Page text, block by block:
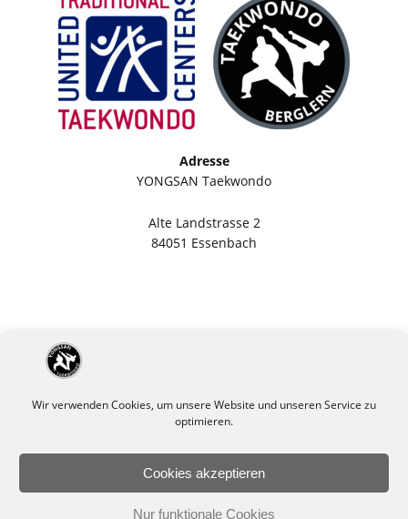
Wir verwenden Cookies, um unsere Website und unseren Service zu
optimieren.
Cookies akzeptieren
Nur funktionale Cookies
Adresse
YONGSAN Taekwondo
Alte Landstrasse 2
84051 Essenbach
Impressum
Datenschutzerklärung